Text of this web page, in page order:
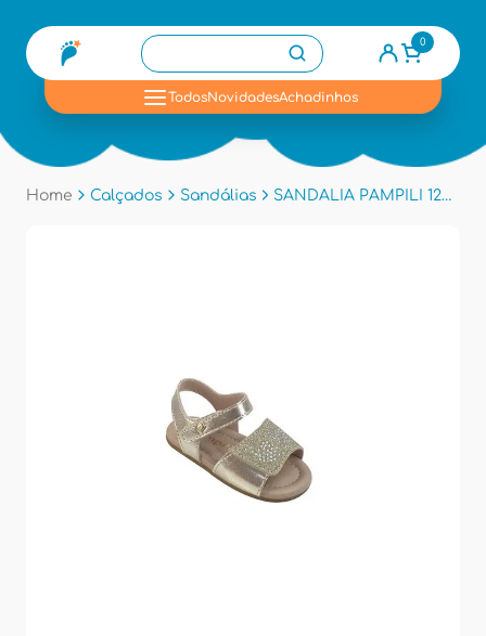
0
TodosNovidadesAchadinhos
Home Calçados Sandálias SANDALIA PAMPILI 122089 - Dourado